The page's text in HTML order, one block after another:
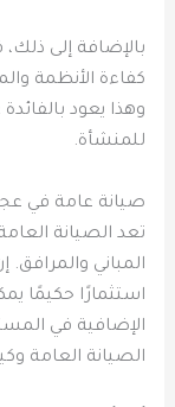
بالإضافة إلى
كفاءة الأنظمة
وهذا يعود
للمنشأة.
صيانة عامة في
تعد الصيانة
المباني والمرافق.
استثمارًا حكيمًا
الإضافية في
الصيانة العامة